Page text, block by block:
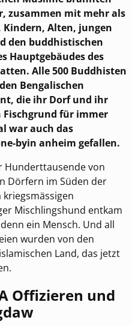
zusammen mit mehr als
Kindern, Alten, jungen
den buddhistischen
Hauptgebäudes des
Alle 500 Buddhisten
Bengalischen
die ihr Dorf und ihr
für immer
war auch das
byin anheim gefallen.
Hunderttausende von
Dörfern im Süden der
Mischlingshund entkam
ein Mensch. Und all
wurden von den
Land, das jetzt
Offizieren und